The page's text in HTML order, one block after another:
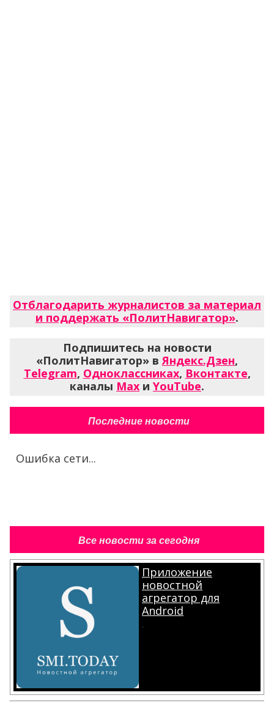
Отблагодарить журналистов за материал
и поддержать «ПолитНавигатор».
Подпишитесь на новости
«ПолитНавигатор» в Яндекс.Дзен,
Telegram, Одноклассниках, Вконтакте,
каналы Max и YouTube.
Последние новости
Ошибка сети...
Все новости за сегодня
Приложение
новостной
агрегатор для
Android
.